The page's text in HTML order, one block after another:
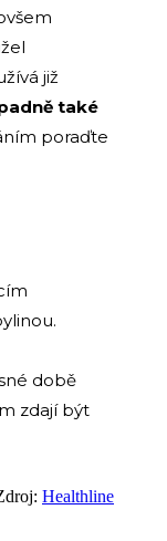
již
také
poraďte
době
zdají být
Healthline